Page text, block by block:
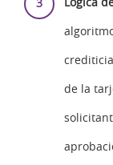
Lógica
de la